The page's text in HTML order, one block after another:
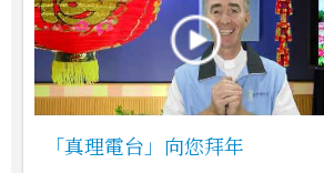
「真理電台」向您拜年